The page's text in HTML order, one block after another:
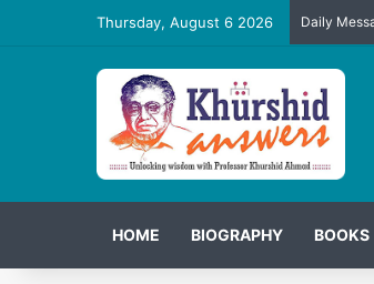
Thursday, August 6 2026 Daily
HOME BIOGRAPHY BOOKS